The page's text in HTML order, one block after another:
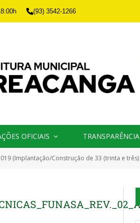
(93) 3542-1266
OFICIAIS TRANSPARÊNCIA
(Implantação/Construção de 33 (trinta e três)